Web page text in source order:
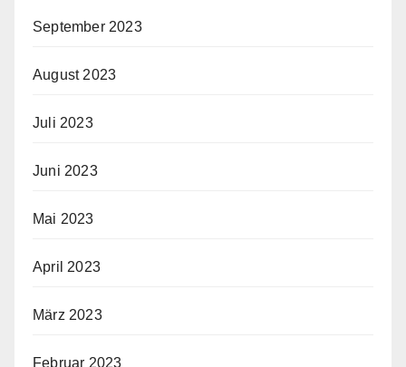
September 2023
August 2023
Juli 2023
Juni 2023
Mai 2023
April 2023
März 2023
Februar 2023